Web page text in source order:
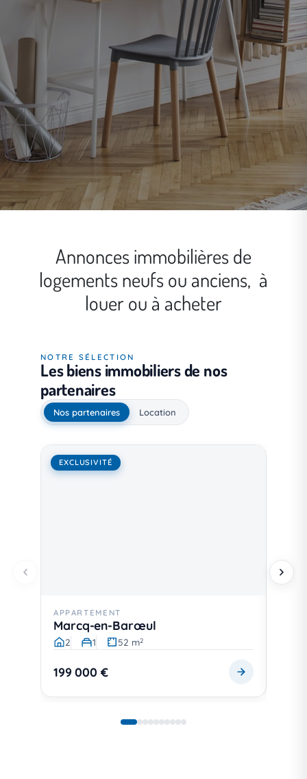
Annonces immobilières de
logements neufs ou anciens, à
louer ou à acheter
NOTRE SÉLECTION
Les biens immobiliers de nos
partenaires
Nos partenaires Location
EXCLUSIVITÉ
APPARTEMENT
Marcq-en-Barœul
2 1 52 m2
199 000 €